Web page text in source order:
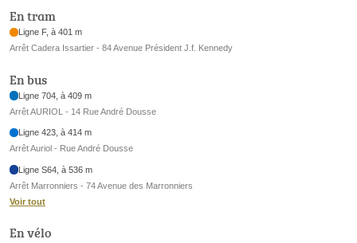
En tram
Ligne F, à 401 m
Arrêt Cadera Issartier - 84 Avenue Président J.f. Kennedy
En bus
Ligne 704, à 409 m
Arrêt AURIOL - 14 Rue André Dousse
Ligne 423, à 414 m
Arrêt Auriol - Rue André Dousse
Ligne S64, à 536 m
Arrêt Marronniers - 74 Avenue des Marronniers
Voir tout
En vélo